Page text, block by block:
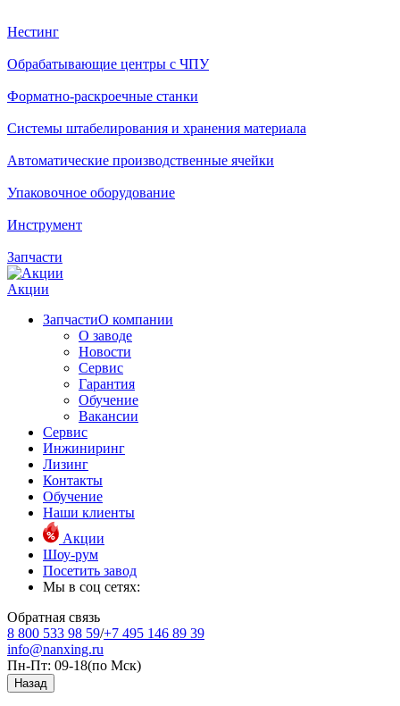
Нестинг
Обрабатывающие центры с ЧПУ
Форматно-раскроечные станки
Системы штабелирования и хранения материала
Автоматические производственные ячейки
Упаковочное оборудование
Инструмент
Запчасти
Акции
ЗапчастиО компании
О заводе
Новости
Сервис
Гарантия
Обучение
Вакансии
Сервис
Инжиниринг
Лизинг
Контакты
Обучение
Наши клиенты
Акции
Шоу-рум
Посетить завод
Мы в соц сетях:
Обратная связь
8 800 533 98 59/+7 495 146 89 39
info@nanxing.ru
Пн-Пт: 09-18(по Мск)
Назад